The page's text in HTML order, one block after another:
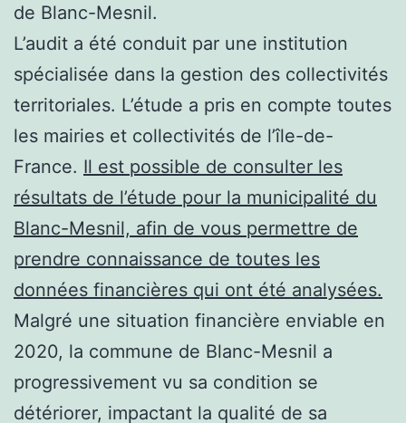
de Blanc-Mesnil.
L’audit a été conduit par une institution
spécialisée dans la gestion des collectivités
territoriales. L’étude a pris en compte toutes
les mairies et collectivités de l’île-de-
France. Il est possible de consulter les
résultats de l’étude pour la municipalité du
Blanc-Mesnil, afin de vous permettre de
prendre connaissance de toutes les
données financières qui ont été analysées.
Malgré une situation financière enviable en
2020, la commune de Blanc-Mesnil a
progressivement vu sa condition se
détériorer, impactant la qualité de sa